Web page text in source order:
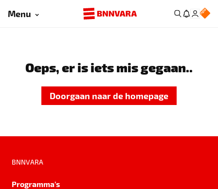
Menu
Oeps, er is iets mis gegaan..
Doorgaan naar de homepage
BNNVARA
Programma's